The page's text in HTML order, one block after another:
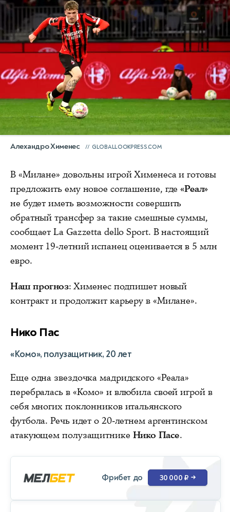
Алехандро Хименес GLOBALLOOKPRESS.COM
В «Милане» довольны игрой Хименеса и готовы
предложить ему новое соглашение, где«Реал»
не будет иметь возможности совершить
обратный трансфер за такие смешные суммы,
сообщает La Gazzetta dello Sport. В настоящий
момент 19-летний испанец оценивается в 5 млн
евро.
Наш прогноз: Хименес подпишет новый
контракт и продолжит карьеру в «Милане».
Нико Пас
«Комо», полузащитник, 20 лет
Еще одна звездочка мадридского «Реала»
перебралась в «Комо» и влюбила своей игрой в
себя многих поклонников итальянского
футбола. Речь идет о 20-летнем аргентинском
атакующем полузащитнике Нико Пасе.
Фрибет до 30 000 ₽ →